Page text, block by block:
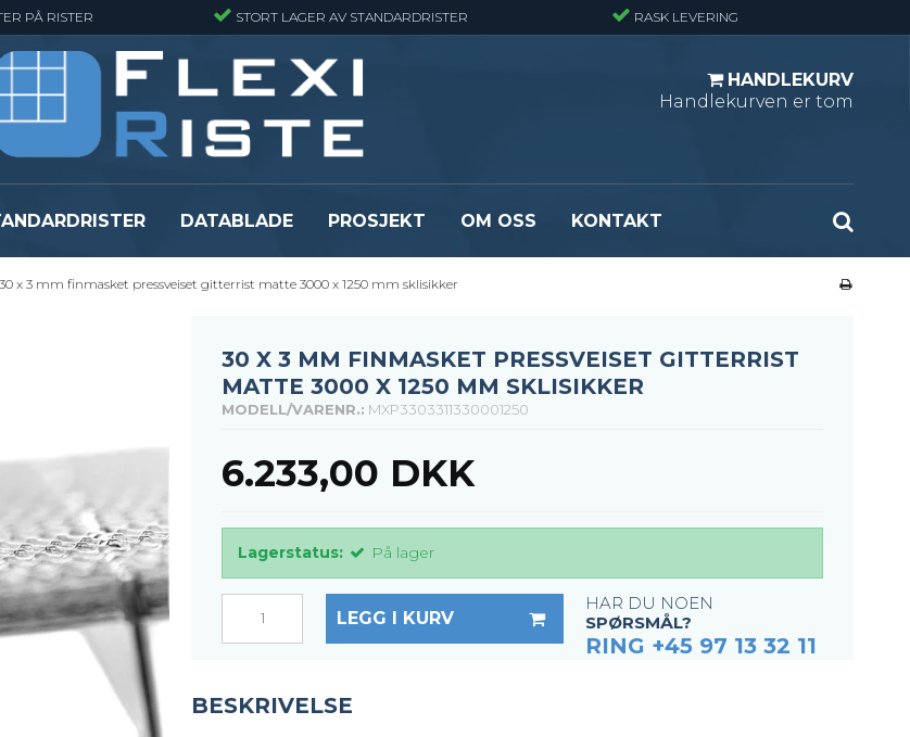
PÅ RISTER STORT LAGER AV STANDARDRISTER RASK LEVERING
HANDLEKURV
Handlekurven er tom
Gitterrister matter
GRP gitterrister - Standard
Se alle
DATABLADE PROSJEKT OM OSS KONTAKT
30 x 3 mm finmasket pressveiset gitterrist matte 3000 x 1250 mm sklisikker
30 X 3 MM FINMASKET PRESSVEISET GITTERRIST
MATTE 3000 X 1250 MM SKLISIKKER
MODELL/VARENR.: MXP3303311330001250
6.233,00 DKK
Lagerstatus: På lager
LEGG I KURV
HAR DU NOEN
SPØRSMÅL?
RING +45 97 13 32 11
BESKRIVELSE